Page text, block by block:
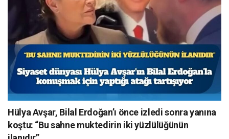
Hülya Avşar, Bilal Erdoğan’ı önce izledi sonra yanına
koştu: “Bu sahne muktedirin iki yüzlülüğünün